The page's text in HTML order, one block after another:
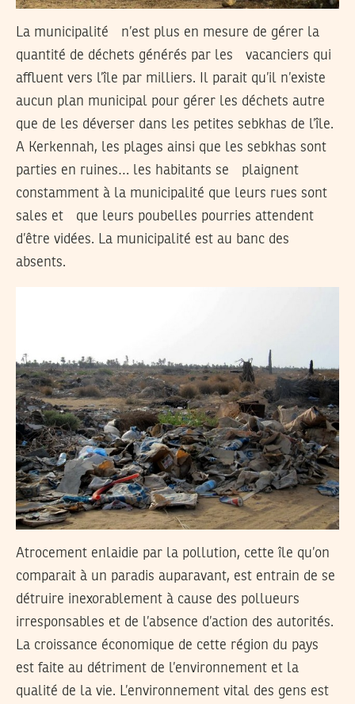
La municipalité n’est plus en mesure de gérer la
quantité de déchets générés par les vacanciers qui
affluent vers l’île par milliers. Il parait qu’il n’existe
aucun plan municipal pour gérer les déchets autre
que de les déverser dans les petites sebkhas de l’île.
A Kerkennah, les plages ainsi que les sebkhas sont
parties en ruines… les habitants se plaignent
constamment à la municipalité que leurs rues sont
sales et que leurs poubelles pourries attendent
d’être vidées. La municipalité est au banc des
absents.
Atrocement enlaidie par la pollution, cette île qu’on
comparait à un paradis auparavant, est entrain de se
détruire inexorablement à cause des pollueurs
irresponsables et de l’absence d’action des autorités.
La croissance économique de cette région du pays
est faite au détriment de l’environnement et la
qualité de la vie. L’environnement vital des gens est